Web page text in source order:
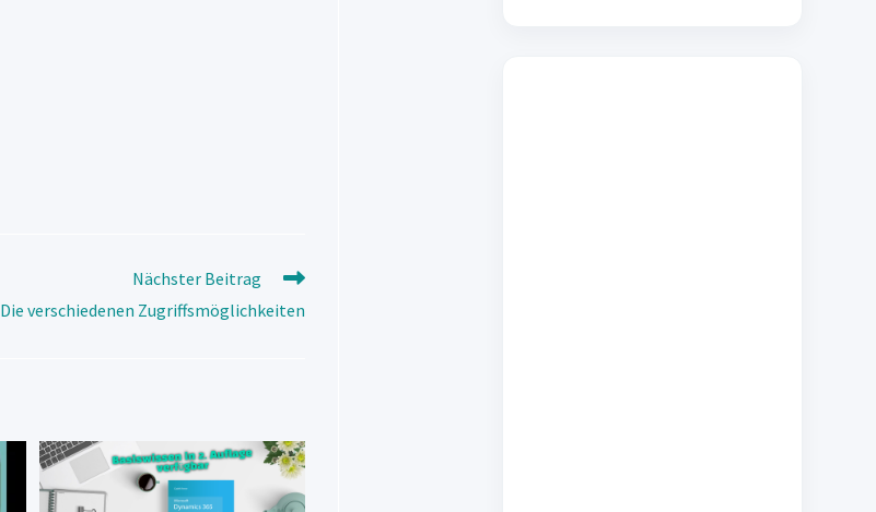
Nächster Beitrag
Die verschiedenen Zugriffsmöglichkeiten